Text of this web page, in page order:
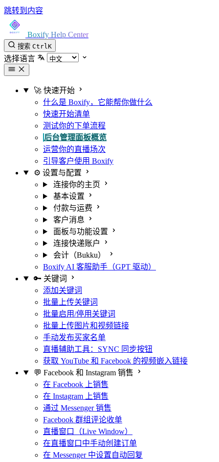
跳转到内容
Boxify Help Center
搜索 CtrlK
选择语言
🚀 快速开始
什么是 Boxify，它能帮你做什么
快速开始清单
测试你的下单流程
后台管理面板概览
运营你的直播场次
引导客户使用 Boxify
⚙️ 设置与配置
连接你的主页
基本设置
付款与运费
客户消息
面板与功能设置
连接快递账户
会计（Bukku）
Boxify AI 客服助手（GPT 驱动）
🔑 关键词
添加关键词
批量上传关键词
批量启用/停用关键词
批量上传图片和视频链接
手动发布买家名单
直播辅助工具：SYNC 同步按钮
获取 YouTube 和 Facebook 的视频嵌入链接
💬 Facebook 和 Instagram 销售
在 Facebook 上销售
在 Instagram 上销售
通过 Messenger 销售
Facebook 群组评论收单
直播窗口（Live Window）
在直播窗口中手动创建订单
在 Messenger 中设置自动回复